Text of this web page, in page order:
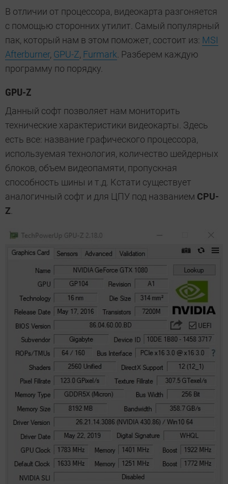
В отличии от процессора, видеокарта разгоняется
с помощью сторонних утилит. Самый популярный
пак, который нам в этом поможет, состоит из: MSI
Afterburner, GPU-Z, Furmark. Разберем каждую
программу по порядку.
GPU-Z
Данный софт позволяет нам мониторить
технические характеристики видеокарты. Здесь
есть все: название графического процессора,
используемая технология, количество шейдерных
блоков, объем видеопамяти, пропускная
способность шины и т.д. Кстати существует
аналогичный софт и для ЦПУ под названием CPU-
Z.